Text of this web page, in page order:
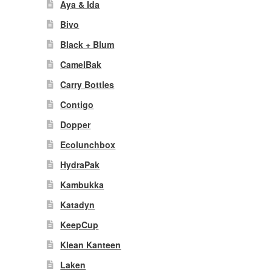
Aya & Ida
Bivo
Black + Blum
CamelBak
Carry Bottles
Contigo
Dopper
Ecolunchbox
HydraPak
Kambukka
Katadyn
KeepCup
Klean Kanteen
Laken